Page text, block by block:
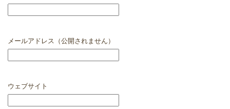
メールアドレス（公開されません）
ウェブサイト